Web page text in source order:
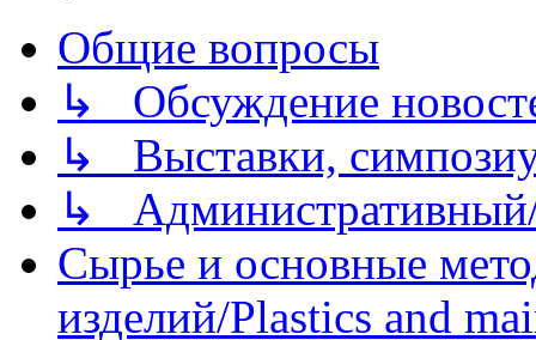
Общие вопросы
↳ Обсуждение
↳ Выставки,
↳
Сырье и основные
изделий/Plastics and